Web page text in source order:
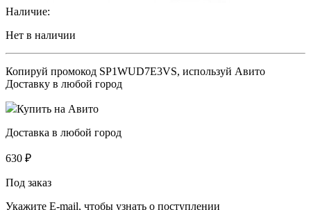
Наличие:
Нет в наличии
Копируй промокод SP1WUD7E3VS, используй Авито
Доставку в любой город
Купить на Авито
Доставка в любой город
630 ₽
Под заказ
Укажите E-mail, чтобы узнать о поступлении